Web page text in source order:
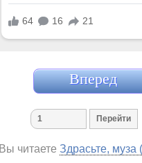
Вперед
Вы читаете Здрасьте, муза